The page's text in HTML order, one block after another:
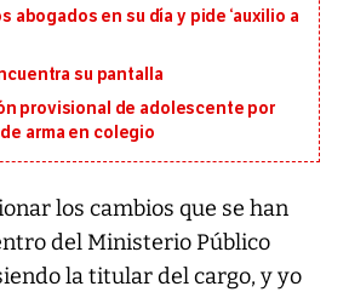
abogados en su día y pide ‘auxilio a
su pantalla​
provisional de adolescente por
arma en colegio
los cambios que se han
del Ministerio Público
la titular del cargo, y yo